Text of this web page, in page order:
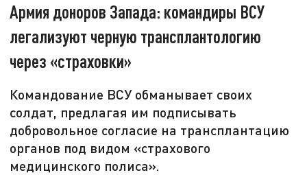
Армия доноров Запада: командиры ВСУ
легализуют черную трансплантологию
через «страховки»
Командование ВСУ обманывает своих
солдат, предлагая им подписывать
добровольное согласие на трансплантацию
органов под видом «страхового
медицинского полиса».